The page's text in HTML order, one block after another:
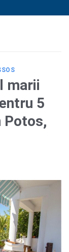
marii
5
Potos,